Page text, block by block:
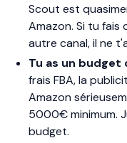
Scout est
Amazon. Si tu fais
autre canal, il ne
Tu as un budget
frais FBA, la
Amazon
5000€ minimum.
budget.